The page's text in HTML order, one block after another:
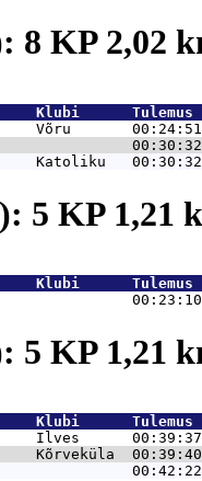
8 KP 2,02
Klubi
Võru       00:24:51
00:30:32
Katoliku   00:30:32
5 KP 1,21
Klubi
00:23:10
5 KP 1,21
Klubi
Ilves      00:39:37
Kõrveküla  00:39:40
00:42:22